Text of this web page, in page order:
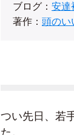
ブログ： 安達
著作： 頭のい
つい先日、若
た。